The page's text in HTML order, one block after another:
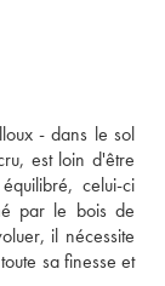
- dans le sol
est loin d'être
celui-ci
par le bois de
il nécessite
sa finesse et